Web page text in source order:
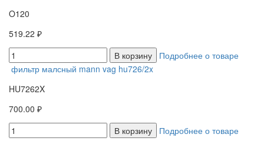
O120
519.22 ₽
В корзину
Подробнее о товаре
фильтр малсный mann vag hu726/2x
HU7262X
700.00 ₽
В корзину
Подробнее о товаре